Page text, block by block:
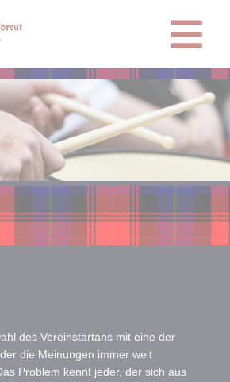
des Vereinstartans mit eine der
die Meinungen immer weit
Problem kennt jeder, der sich aus